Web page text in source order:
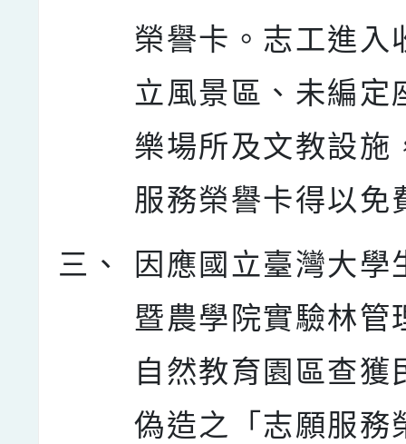
榮譽卡。志工進入
立風景區、未編定
樂場所及文教設施
服務榮譽卡得以免
三、
因應國立臺灣大學
暨農學院實驗林管
自然教育園區查獲
偽造之「志願服務